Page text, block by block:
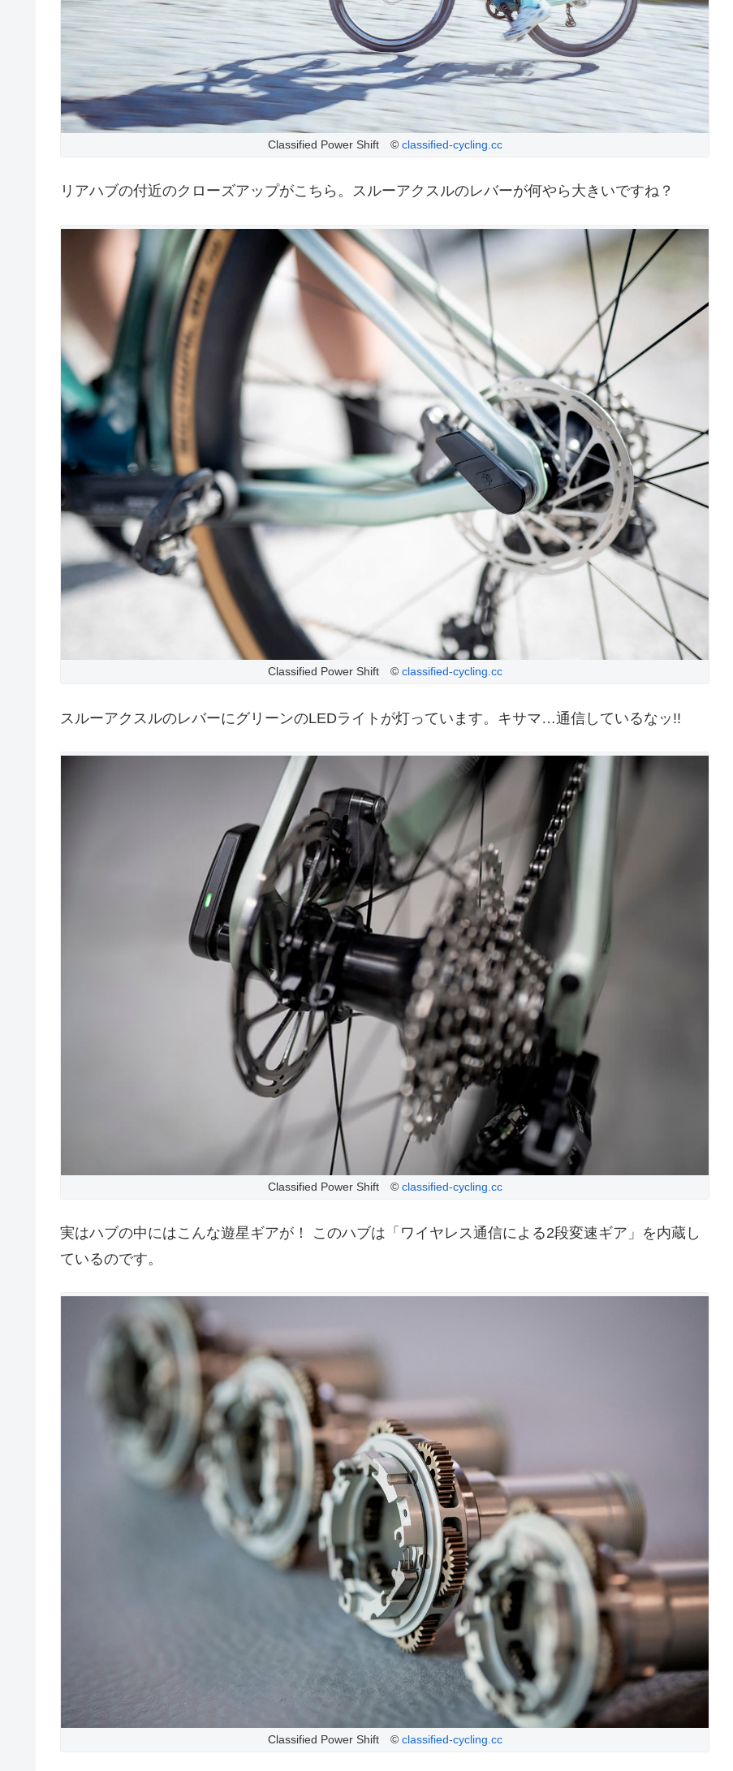
Classified Power Shift © classified-cycling.cc
リアハブの付近のクローズアップがこちら。スルーアクスルのレバーが何やら大きいですね？
Classified Power Shift © classified-cycling.cc
スルーアクスルのレバーにグリーンのLEDライトが灯っています。キサマ…通信しているなッ!!
Classified Power Shift © classified-cycling.cc
実はハブの中にはこんな遊星ギアが！ このハブは「ワイヤレス通信による2段変速ギア」を内蔵し
ているのです。
Classified Power Shift © classified-cycling.cc